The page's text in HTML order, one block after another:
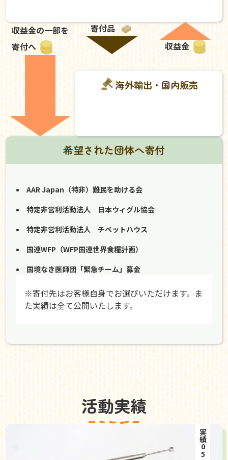
収益金の一部を
寄付へ
寄付品
収益金
海外輸出・国内販売
希望された団体へ寄付
AAR Japan（特非）難民を助ける会
特定非営利活動法人 日本ウィグル協会
特定非営利活動法人 チベットハウス
国連WFP（WFP国連世界食糧計画）
国境なき医師団「緊急チーム」募金
※寄付先はお客様自身でお選びいただけます。ま
た実績は全て公開いたします。
活動実績
実績05